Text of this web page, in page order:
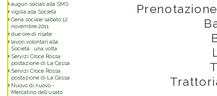
auguri sociali alla SMS
vigilia alla Società
Cena sociale sabato 12
novembre 2011
due ore di risate
lavori volontari alla
Società...una volta
Servizi Croce Rossa
postazione di La Cassa
Servizi Croce Rossa
postazione di La Cassa
Nuovo di nuovo -
Mercatino dell'usato
Trattoria